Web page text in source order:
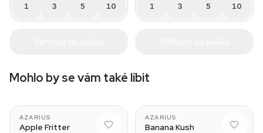
1 3 5 10 1 3 5 10
Mohlo by se vám také líbit
AZARIUS
Apple Fritter
AZARIUS
Banana Kush